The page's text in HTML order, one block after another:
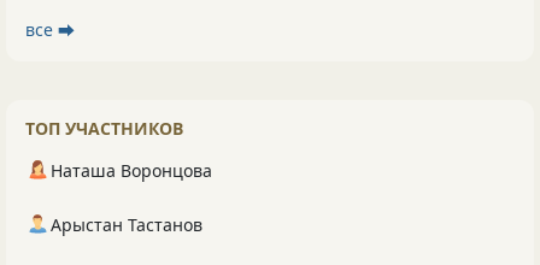
все ⮕
ТОП УЧАСТНИКОВ
Наташа Воронцова
Арыстан Тастанов